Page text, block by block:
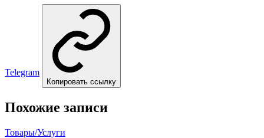
Telegram
Копировать ссылку
Похожие записи
Товары/Услуги